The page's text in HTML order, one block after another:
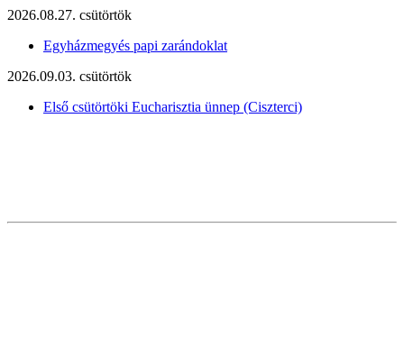
2026.08.27. csütörtök
Egyházmegyés papi zarándoklat
2026.09.03. csütörtök
Első csütörtöki Eucharisztia ünnep (Ciszterci)